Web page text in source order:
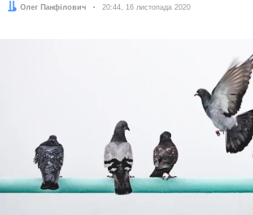
Автор:
Олег Панфілович Дата:
20:44, 16 листопада 2020